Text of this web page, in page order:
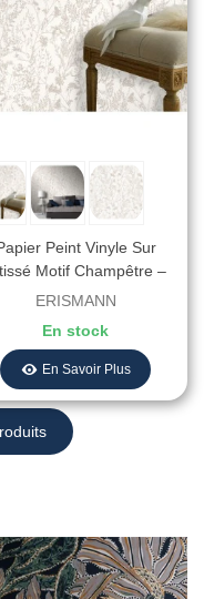
Peint Vinyle Sur
Motif Champêtre –
- Réf. 10251-14
ERISMANN
En stock
En Savoir Plus